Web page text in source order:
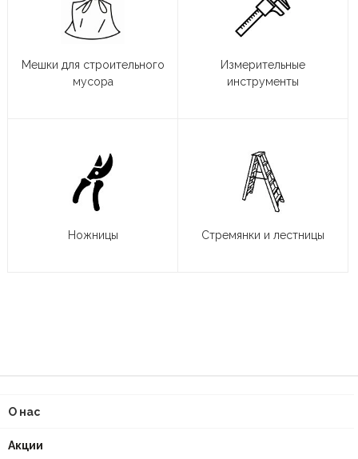
Мешки для строительного
мусора
Измерительные
инструменты
Ножницы Стремянки и лестницы
О нас
Акции